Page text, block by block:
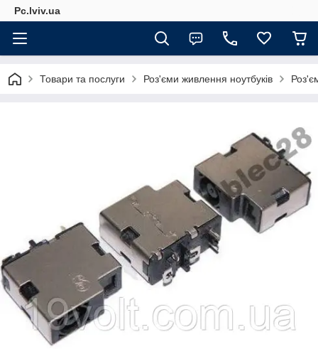
Pc.lviv.ua
Товари та послуги Роз'єми живлення ноутбуків